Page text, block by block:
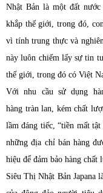
Nhật Bản là một đất
khắp thế giới, trong đó,
vì tính trung thực và
này luôn chiếm lấy sự tin
thế giới, trong đó có Việt
Với nhu cầu sử dụng
hàng tràn lan, kém chất
lầm đáng tiếc, “tiền mất
những địa chỉ bán hàng
hiệu để đảm bảo hàng chất
Siêu Thị Nhật Bản Japana